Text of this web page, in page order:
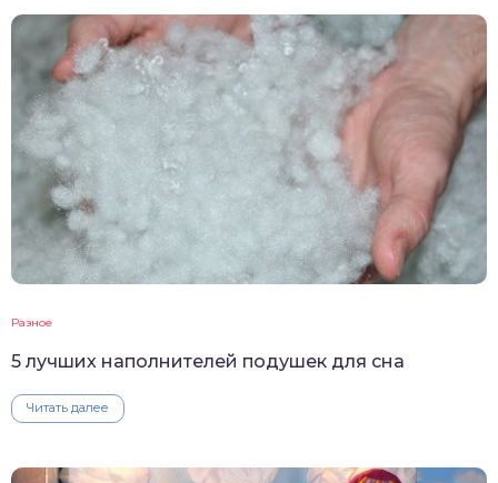
Разное
5 лучших наполнителей подушек для сна
Читать далее